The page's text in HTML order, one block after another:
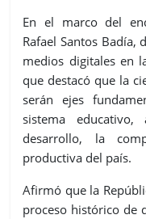
En el marco del
Rafael Santos Badía,
medios digitales en
que destacó que la
serán ejes
sistema
desarrollo, la
productiva del país.
Afirmó que la
proceso histórico de